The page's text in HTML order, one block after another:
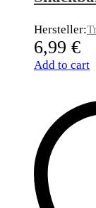
Hersteller:
6,99 €
Add to cart